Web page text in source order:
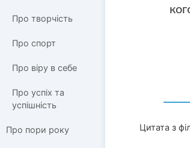
Про творчість
Про спорт
Про віру в себе
Про успіх та
успішність
Про пори року Цитата з